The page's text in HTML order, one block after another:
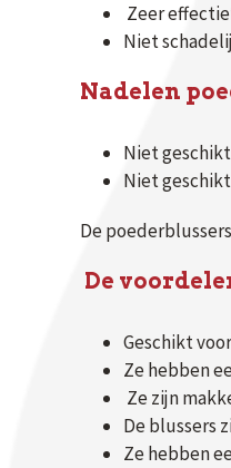
Zeer
Niet
Nadelen
Niet
Niet
De
De
Geschikt
Ze hebben
Ze zijn
De blussers
Ze hebben